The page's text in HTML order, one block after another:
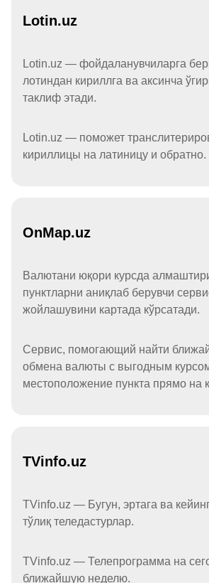
Lotin.uz
Lotin.uz — фойдаланувчиларга
лотиндан кириллга ва аксинча
таклиф этади.
Lotin.uz — поможет
кириллицы на латиницу и обратно.
OnMap.uz
Валютани юқори курсда
пунктларни аниқлаб берувчи
жойлашувини картада кўрсатади.
Сервис, помогающий найти
обмена валюты с выгодным
местоположение пункта прямо на
TVinfo.uz
TVinfo.uz — Бугун, эртага ва
тўлиқ теледастурлар.
TVinfo.uz — Телепрограмма на
ближайшую неделю.